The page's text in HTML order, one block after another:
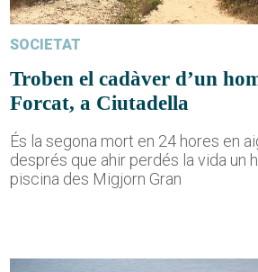
SOCIETAT
Troben el cadàver d’un
Forcat, a Ciutadella
És la segona mort en 24 hores en
després que ahir perdés la vida un
piscina des Migjorn Gran